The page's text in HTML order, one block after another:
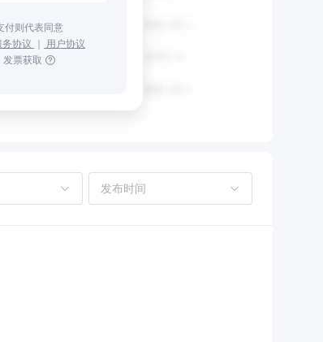
付则代表同意
协议 ｜ 用户协议
发票获取